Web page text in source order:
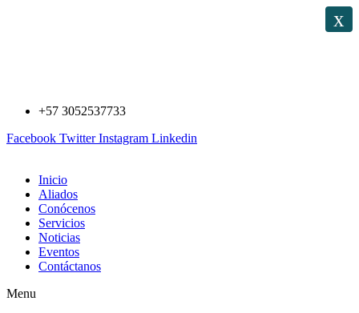
+57 3052537733
Facebook Twitter Instagram Linkedin
Inicio
Aliados
Conócenos
Servicios
Noticias
Eventos
Contáctanos
Menu
x